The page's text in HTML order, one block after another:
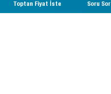
Toptan Fiyat İste Soru Sor
Montaj makinelerini incele